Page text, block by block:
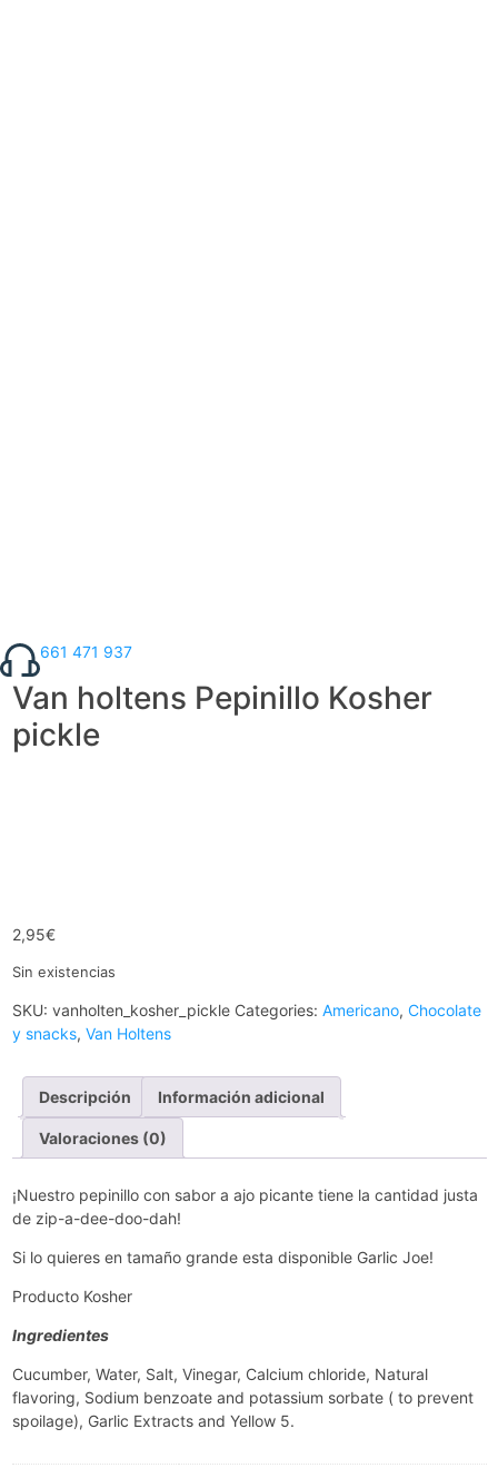
661 471 937
Van holtens Pepinillo Kosher
pickle
2,95€
Sin existencias
SKU: vanholten_kosher_pickle Categories: Americano, Chocolate
y snacks, Van Holtens
Descripción Información adicional
Valoraciones (0)
¡Nuestro pepinillo con sabor a ajo picante tiene la cantidad justa
de zip-a-dee-doo-dah!
Si lo quieres en tamaño grande esta disponible Garlic Joe!
Producto Kosher
Ingredientes
Cucumber, Water, Salt, Vinegar, Calcium chloride, Natural
flavoring, Sodium benzoate and potassium sorbate ( to prevent
spoilage), Garlic Extracts and Yellow 5.